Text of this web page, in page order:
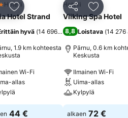
Lisää suosikkeihin
Hotelli
Hotel Strand
hyvä (14 696 arviota)
1.9 km kohteesta
Wi-Fi
allas
44 €
Jaa Lisää
Hotelli
Viiking Spa Hotel
8,8 Loistava (14 276
Pärnu, 0.6 km
Keskusta
Ilmainen Wi-Fi
Uima-allas
Kylpylä
alkaen 72 €